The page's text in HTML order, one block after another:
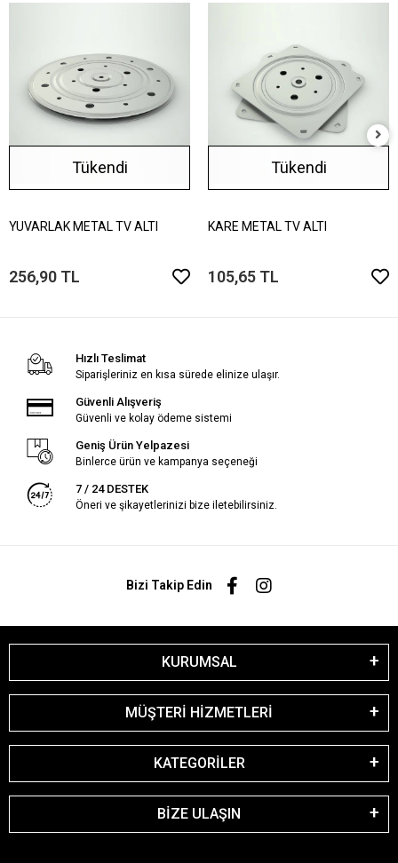
Tükendi
YUVARLAK METAL TV ALTI
256,90 TL
Tükendi
KARE METAL TV ALTI
105,65 TL
Hızlı Teslimat
Siparişleriniz en kısa sürede elinize ulaşır.
Güvenli Alışveriş
Güvenli ve kolay ödeme sistemi
Geniş Ürün Yelpazesi
Binlerce ürün ve kampanya seçeneği
7 / 24 DESTEK
Öneri ve şikayetlerinizi bize iletebilirsiniz.
Bizi Takip Edin
KURUMSAL
MÜŞTERİ HİZMETLERİ
KATEGORİLER
BİZE ULAŞIN